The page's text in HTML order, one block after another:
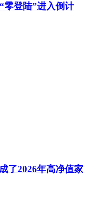
零登陆”进入倒计
了2026年高净值家